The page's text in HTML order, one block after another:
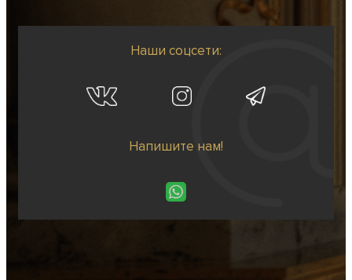
Наши соцсети:
Напишите нам!